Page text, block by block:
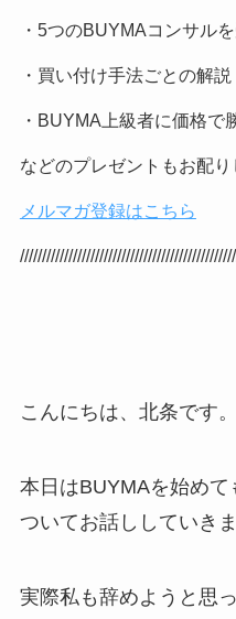
・5つのBUYMAコンサル
・買い付け手法ごとの解説
・BUYMA上級者に価格で
などのプレゼントもお配り
メルマガ登録はこちら
こんにちは、北条です。
本日はBUYMAを始め
ついてお話ししていきま
実際私も辞めようと思